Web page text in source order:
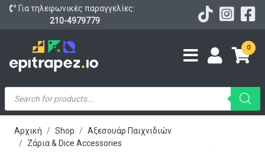
Για τηλεφωνικές παραγγελίες:
210-4979779
0
Products
search
Αρχική Shop
Αξεσουάρ Παιχνιδιών
Ζάρια & Dice Accessories